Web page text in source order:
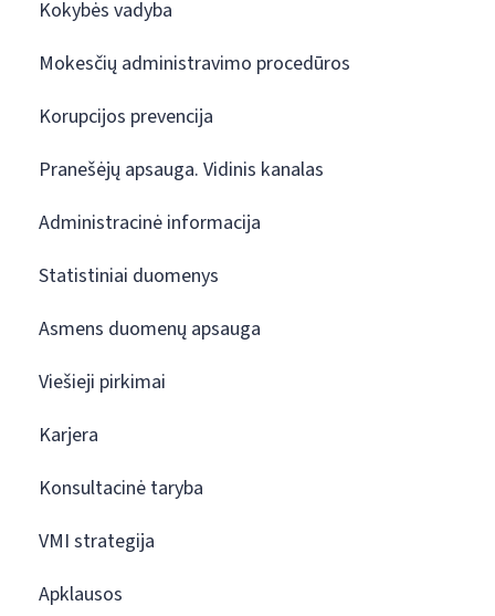
Kokybės vadyba
Mokesčių administravimo procedūros
Korupcijos prevencija
Pranešėjų apsauga. Vidinis kanalas
Administracinė informacija
Statistiniai duomenys
Asmens duomenų apsauga
Viešieji pirkimai
Karjera
Konsultacinė taryba
VMI strategija
Apklausos